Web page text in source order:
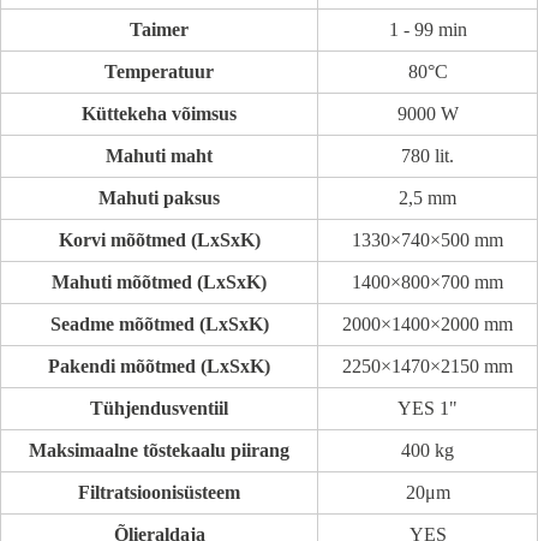
Taimer 1 - 99 min
Temperatuur 80°C
Küttekeha võimsus 9000 W
Mahuti maht 780 lit.
Mahuti paksus 2,5 mm
Korvi mõõtmed (LxSxK) 1330×740×500 mm
Mahuti mõõtmed (LxSxK) 1400×800×700 mm
Seadme mõõtmed (LxSxK) 2000×1400×2000 mm
Pakendi mõõtmed (LxSxK) 2250×1470×2150 mm
Tühjendusventiil YES 1"
Maksimaalne tõstekaalu piirang 400 kg
Filtratsioonisüsteem 20μm
Õlieraldaja YES